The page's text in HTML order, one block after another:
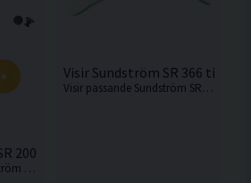
200
Membransats till Sundström masken SR 200.
Visir Sundström SR 366 till SR
Visir passande Sundström SR 200.